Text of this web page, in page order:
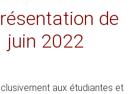
de
juin 2022
aux étudiantes et